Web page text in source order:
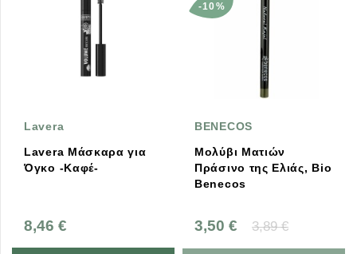
Lavera
Lavera Μάσκαρα για
Όγκο -Καφέ-
8,46 €
BENECOS
Μολύβι Ματιών
Πράσινο της Ελιάς, Bio
Benecos
3,50 € 3,89 €
-10%